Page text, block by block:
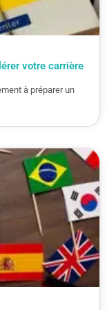
votre carrière
à préparer un